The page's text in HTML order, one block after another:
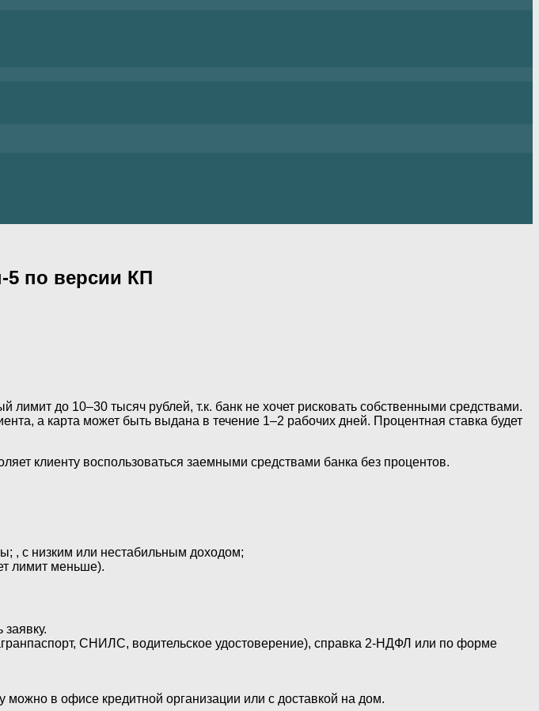
5 по версии КП
до 10–30 тысяч рублей, т.к. банк не хочет рисковать собственными средствами.
а карта может быть выдана в течение 1–2 рабочих дней. Процентная ставка будет
клиенту воспользоваться заемными средствами банка без процентов.
, с низким или нестабильным доходом;
лимит меньше).
СНИЛС, водительское удостоверение), справка 2-НДФЛ или по форме
в офисе кредитной организации или с доставкой на дом.